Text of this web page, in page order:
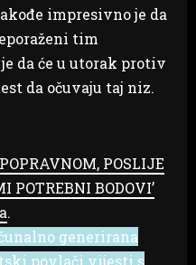
impresivno je da
tim
da će u utorak protiv
da očuvaju taj niz.
POSLIJE
POTREBNI BODOVI’
.
generirana
povlači vijesti s